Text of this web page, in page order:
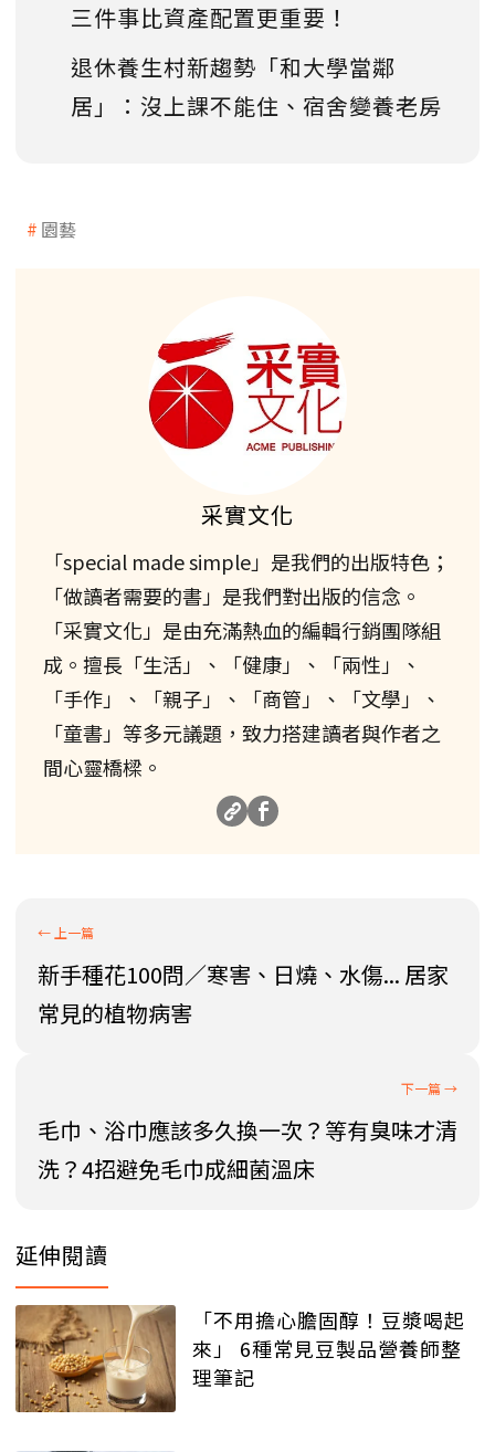
三件事比資產配置更重要！
退休養生村新趨勢「和大學當鄰
居」：沒上課不能住、宿舍變養老房
園藝
采實文化
「special made simple」是我們的出版特色；
「做讀者需要的書」是我們對出版的信念。
「采實文化」是由充滿熱血的編輯行銷團隊組
成。擅長「生活」、「健康」、「兩性」、
「手作」、「親子」、「商管」、「文學」、
「童書」等多元議題，致力搭建讀者與作者之
間心靈橋樑。
新手種花100問／寒害、日燒、水傷... 居家
常見的植物病害
毛巾、浴巾應該多久換一次？等有臭味才清
洗？4招避免毛巾成細菌溫床
延伸閱讀
「不用擔心膽固醇！豆漿喝起
來」 6種常見豆製品營養師整
理筆記